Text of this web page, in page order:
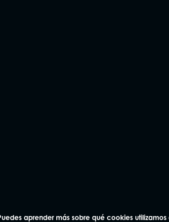
aprender más sobre qué cookies utilizamos